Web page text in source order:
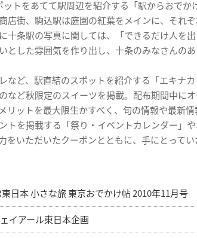
トをあてて駅周辺を紹介する「駅からおで
店街、駒込駅は庭園の紅葉をメインに、それ
十条駅の写真に関しては、「できるだけ人を
とした雰囲気を作り出し、十条のみなさんの
など、駅直結のスポットを紹介する「エキナ
など秋限定のスイーツを掲載。配布期間中に
リットを最大限生かすべく、旬の情報や最新情
トを掲載する「祭り・イベントカレンダー」
をいただいたクーポンとともに、手にとって
日本 小さな旅 東京おでかけ帖 2010年11月号
イアール東日本企画